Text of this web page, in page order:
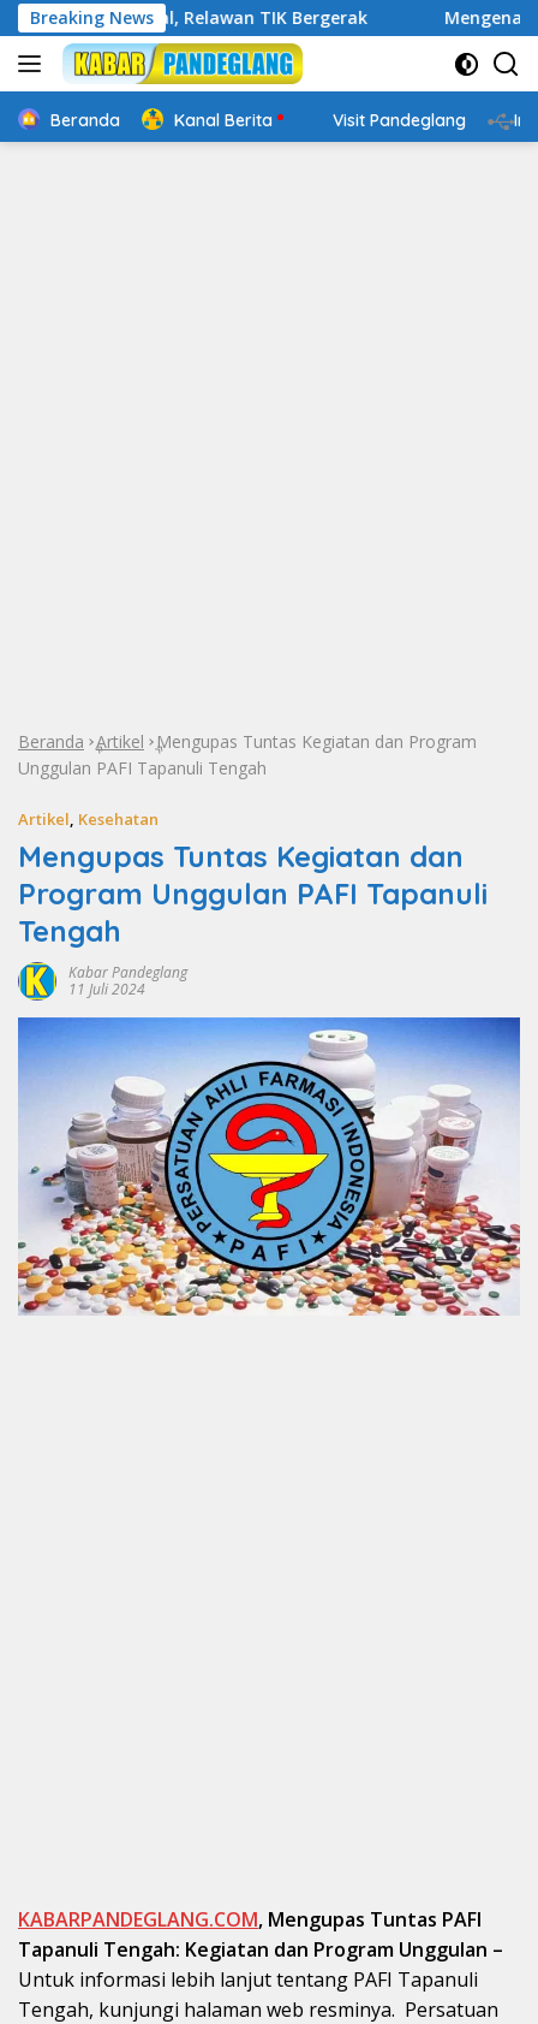
Langsung
ke
konten
Breaking News
Relawan TIK Bergerak Mengenal Website
Beranda Kanal Berita Visit Pandeglang
Beranda »
Artikel »Mengupas Tuntas Kegiatan dan Program
Unggulan PAFI Tapanuli Tengah
Artikel, Kesehatan
Mengupas Tuntas Kegiatan dan
Program Unggulan PAFI Tapanuli
Tengah
Kabar Pandeglang
11 Juli 2024
KABARPANDEGLANG.COM, Mengupas Tuntas PAFI
Tapanuli Tengah: Kegiatan dan Program Unggulan –
Untuk informasi lebih lanjut tentang PAFI Tapanuli
Tengah, kunjungi halaman web resminya. Persatuan